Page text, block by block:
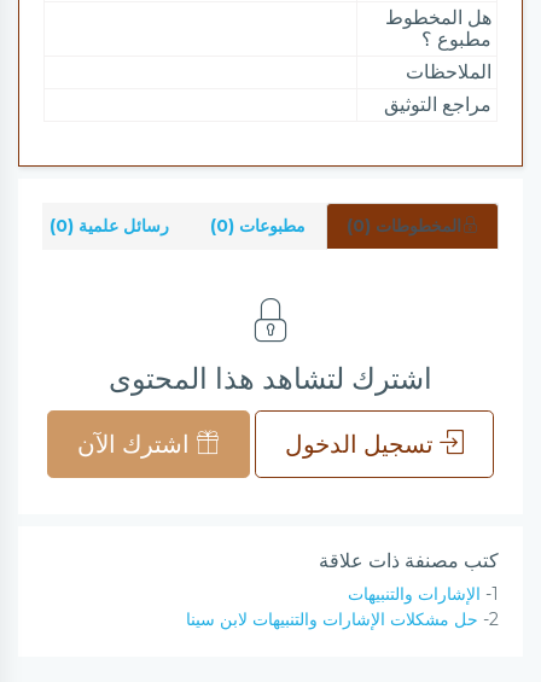
هل المخطوط
مطبوع ؟
الملاحظات
مراجع التوثيق
المخطوطات (0) مطبوعات (0) رسائل علمية (0)
اشترك لتشاهد هذا المحتوى
تسجيل الدخول اشترك الآن
كتب مصنفة ذات علاقة
1- الإشارات والتنبيهات
2- حل مشكلات الإشارات والتنبيهات لابن سينا